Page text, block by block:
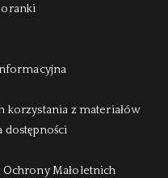
korzystania z materiałów
dostępności
Ochrony Małoletnich